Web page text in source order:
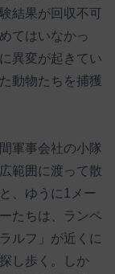
結果が回収不可
てはいなかっ
異変が起きてい
動物たちを捕獲
軍事会社の小隊
範囲に渡って散
、ゆうに1メー
たちは、ランペ
ルフ」が近くに
し歩く。しか